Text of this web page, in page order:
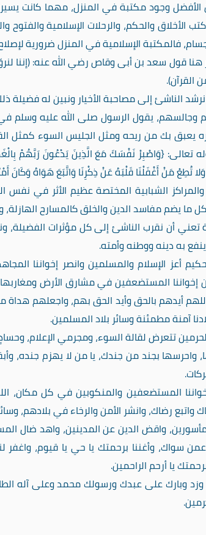
الأفضل وجود مكتبة في المنزل، مهما كانت
الأخلاق والحكم، والرحلات الإسلامية والفتوح
فالمكتبة الإسلامية في المنزل ضرورية
هنا قول سعد بن أبى وقاص رضي الله عنه: (إننا
القرآن).
الناشئ إلى مصاحبة الأخيار ونبين له فضيلة
وجالسهم، يقول الرسول صلى الله عليه وسلم
يعبق بك من ريحه ومثل الجليس السوء كمثل
تعالى: {وَاصْبِرْ نَفْسَكَ مَعَ الَّذِينَ يَدْعُونَ رَبَّهُمْ
وَلا تُطِعْ مَنْ أَغْفَلْنَا قَلْبَهُ عَنْ ذِكْرِنَا وَاتَّبَعَ هَوَاهُ وَكَانَ
والمراكز الشبابية المختصة عظيم الأثر في
ما يضم مفاسد الدين والخلق كالمسارح الهازلة،
تعني أن نقرب الناشئ إلى كل مؤثرات الفضيلة،
به دينه ووطنه وأمته.
حكيم أعز الإسلام والمسلمين وانصر إخواننا
إخواننا المستضعفين في مشارق الأرض
أيدهم بالحق وأيد الحق بهم، واجعلهم هداة
آمنة مطمئنة وسائر بلاد المسلمين.
تتعرض لقالة السوء، ومجرمي الإعلام،
واحرسها بجند من جندك، يا من لا يهزم جنده،
المستضعفين والمنكوبين في كل مكان،
واتبع رضاك، وانشر الأمن والرخاء في بلادهم،
واقض الدين عن المدينين، واهد ضال
سواك، وأغننا برحمتك يا حي يا قيوم، واغفر
يا أرحم الراحمين.
وبارك على عبدك ورسولك محمد وعلى آله